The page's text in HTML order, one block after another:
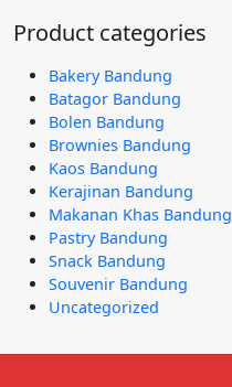
Product categories
Bakery Bandung
Batagor Bandung
Bolen Bandung
Brownies Bandung
Kaos Bandung
Kerajinan Bandung
Makanan Khas Bandung
Pastry Bandung
Snack Bandung
Souvenir Bandung
Uncategorized